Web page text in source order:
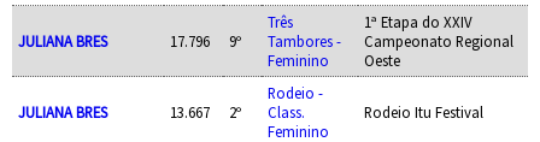
JULIANA BRES 17.796 9º
Três
Tambores -
Feminino
1ª Etapa do XXIV
Campeonato Regional
Oeste
JULIANA BRES 13.667 2º
Rodeio -
Class.
Feminino
Rodeio Itu Festival